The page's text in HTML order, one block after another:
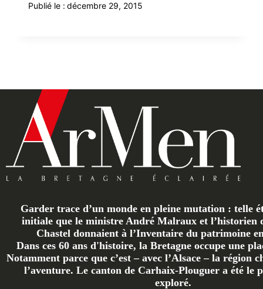
Publié le : décembre 29, 2015
Garder trace d’un monde en pleine mutation : telle
initiale que le ministre André Malraux et l’historien
Chastel donnaient à l’Inventaire du patrimoine
Dans ces 60 ans d'histoire, la Bretagne occupe une
Notamment parce que c’est – avec l’Alsace – la région
l’aventure. Le canton de Carhaix-Plouguer a été le
exploré.